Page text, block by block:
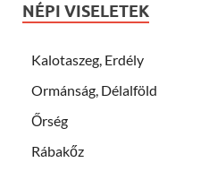
NÉPI VISELETEK
Kalotaszeg, Erdély
Ormánság, Délalföld
Őrség
Rábakőz